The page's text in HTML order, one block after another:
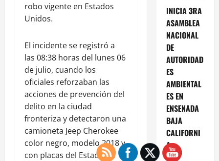
robo vigente en Estados
Unidos.
El incidente se registró a
las 08:38 horas del lunes 06
de julio, cuando los
oficiales reforzaban las
acciones de prevención del
delito en la ciudad
fronteriza y detectaron una
camioneta Jeep Cherokee
color negro, modelo 2018 y
con placas del Estado de
INICIA 3RA
ASAMBLEA
NACIONAL
DE
AUTORIDAD
ES
AMBIENTAL
ES EN
ENSENADA
BAJA
CALIFORNI
A